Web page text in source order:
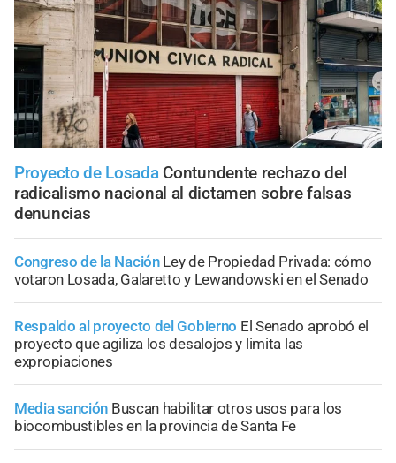
Proyecto de Losada Contundente rechazo del
radicalismo nacional al dictamen sobre falsas
denuncias
Congreso de la Nación Ley de Propiedad Privada: cómo
votaron Losada, Galaretto y Lewandowski en el Senado
Respaldo al proyecto del Gobierno El Senado aprobó el
proyecto que agiliza los desalojos y limita las
expropiaciones
Media sanción Buscan habilitar otros usos para los
biocombustibles en la provincia de Santa Fe